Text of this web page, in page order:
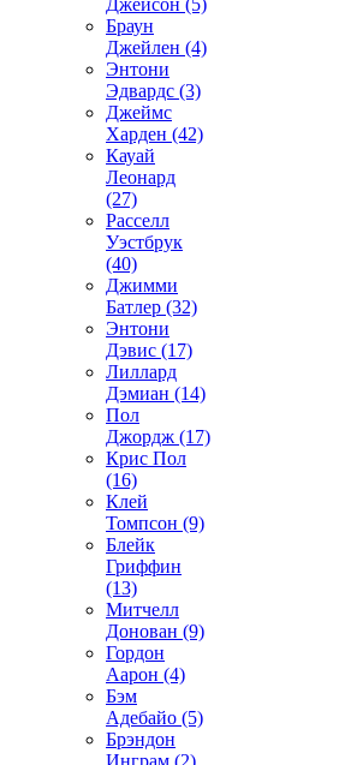
Браун
Джейлен (4)
Энтони
Эдвардс (3)
Джеймс
Харден (42)
Кауай
Леонард
(27)
Расселл
Уэстбрук
(40)
Джимми
Батлер (32)
Энтони
Дэвис (17)
Лиллард
Дэмиан (14)
Пол
Джордж (17)
Крис Пол
(16)
Клей
Томпсон (9)
Блейк
Гриффин
(13)
Митчелл
Донован (9)
Гордон
Аарон (4)
Бэм
Адебайо (5)
Брэндон
Инграм (2)